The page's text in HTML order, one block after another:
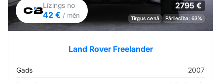
Līzings no
42 € / mēn
2795 €
Tirgus cenā Pārliecība: 63%
Land Rover Freelander
Gads
2007